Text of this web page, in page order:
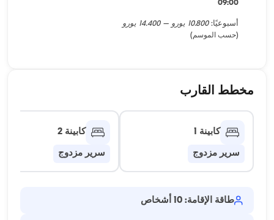
09:00
أسبوعيًا:10.800 يورو – 14.400 يورو
(حسب الموسم)
مخطط القارب
كابينة 1
سرير مزدوج
كابينة 2
سرير مزدوج
طاقة الإقامة: 10 أشخاص